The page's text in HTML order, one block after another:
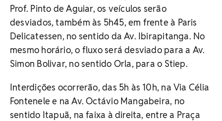
Prof. Pinto de Aguiar, os veículos serão
desviados, também às 5h45, em frente à Paris
Delicatessen, no sentido da Av. Ibirapitanga. No
mesmo horário, o fluxo será desviado para a Av.
Simon Bolivar, no sentido Orla, para o Stiep.
Interdições ocorrerão, das 5h às 10h, na Via Célia
Fontenele e na Av. Octávio Mangabeira, no
sentido Itapuã, na faixa à direita, entre a Praça